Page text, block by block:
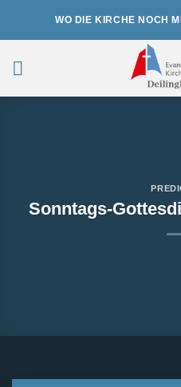
WO DIE KIRCHE NOCH
Sonntags-